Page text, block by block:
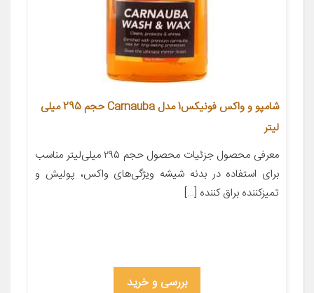
شامپو و واکس فونیکس1 مدل Carnauba حجم 295 میلی
لیتر
معرفی محصول جزئیات محصول حجم ۲۹۵ میلی‌لیتر مناسب
برای استفاده در بدنه شیشه ویژگی‌های واکس، پولیش و
تمیزکننده براق کننده […]
بررسی و خرید